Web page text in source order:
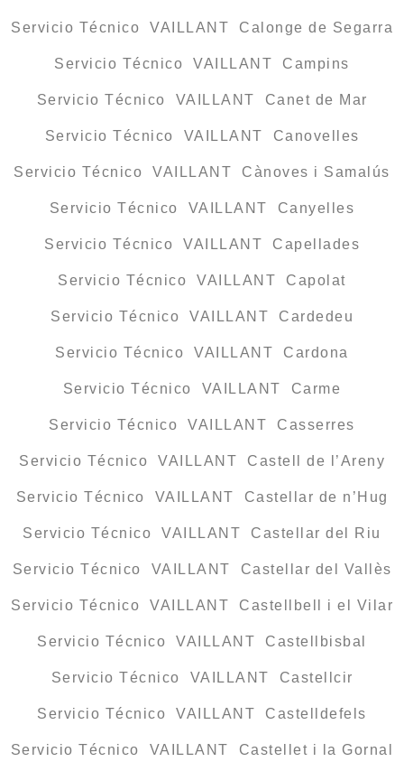
Servicio Técnico VAILLANT Calonge de Segarra
Servicio Técnico VAILLANT Campins
Servicio Técnico VAILLANT Canet de Mar
Servicio Técnico VAILLANT Canovelles
Servicio Técnico VAILLANT Cànoves i Samalús
Servicio Técnico VAILLANT Canyelles
Servicio Técnico VAILLANT Capellades
Servicio Técnico VAILLANT Capolat
Servicio Técnico VAILLANT Cardedeu
Servicio Técnico VAILLANT Cardona
Servicio Técnico VAILLANT Carme
Servicio Técnico VAILLANT Casserres
Servicio Técnico VAILLANT Castell de l’Areny
Servicio Técnico VAILLANT Castellar de n’Hug
Servicio Técnico VAILLANT Castellar del Riu
Servicio Técnico VAILLANT Castellar del Vallès
Servicio Técnico VAILLANT Castellbell i el Vilar
Servicio Técnico VAILLANT Castellbisbal
Servicio Técnico VAILLANT Castellcir
Servicio Técnico VAILLANT Castelldefels
Servicio Técnico VAILLANT Castellet i la Gornal